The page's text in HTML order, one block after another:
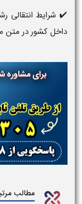
✔️ شرایط انتقالی
داخل کشور در متن
برای مشاوره
مطالب